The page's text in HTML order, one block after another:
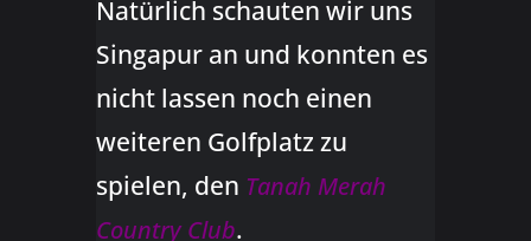
Natürlich schauten wir uns
Singapur an und konnten es
nicht lassen noch einen
weiteren Golfplatz zu
spielen, den Tanah Merah
Country Club.